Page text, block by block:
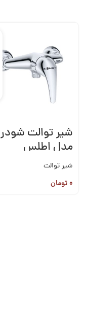
شیر توالت شودر
مدل اطلس
شیر توالت
۰تومان